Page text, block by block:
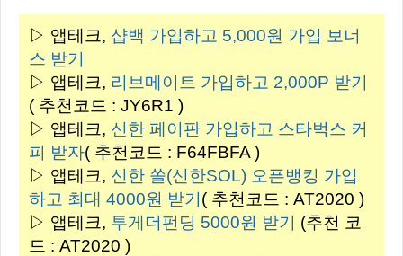
▷ 앱테크, 샵백 가입하고 5,000원 가입 보너
스 받기
▷ 앱테크, 리브메이트 가입하고 2,000P 받기
( 추천코드 : JY6R1 )
▷ 앱테크, 신한 페이판 가입하고 스타벅스 커
피 받자( 추천코드 : F64FBFA )
▷ 앱테크, 신한 쏠(신한SOL) 오픈뱅킹 가입
하고 최대 4000원 받기( 추천코드 : AT2020 )
▷ 앱테크, 투게더펀딩 5000원 받기 (추천 코
드 : AT2020 )